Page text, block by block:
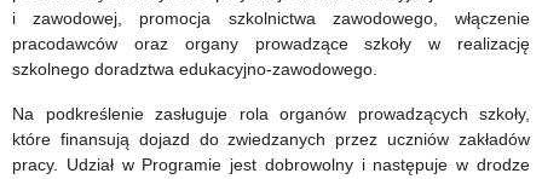
i zawodowej, promocja szkolnictwa zawodowego, włączenie
pracodawców oraz organy prowadzące szkoły w realizację
szkolnego doradztwa edukacyjno-zawodowego.
Na podkreślenie zasługuje rola organów prowadzących szkoły,
które finansują dojazd do zwiedzanych przez uczniów zakładów
pracy. Udział w Programie jest dobrowolny i następuje w drodze